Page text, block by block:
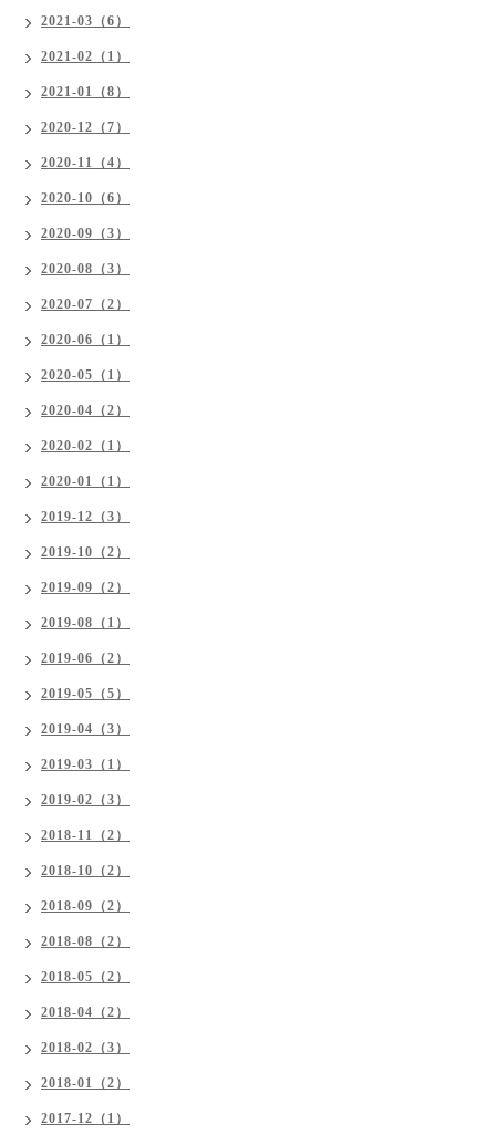
2021-03（6）
2021-02（1）
2021-01（8）
2020-12（7）
2020-11（4）
2020-10（6）
2020-09（3）
2020-08（3）
2020-07（2）
2020-06（1）
2020-05（1）
2020-04（2）
2020-02（1）
2020-01（1）
2019-12（3）
2019-10（2）
2019-09（2）
2019-08（1）
2019-06（2）
2019-05（5）
2019-04（3）
2019-03（1）
2019-02（3）
2018-11（2）
2018-10（2）
2018-09（2）
2018-08（2）
2018-05（2）
2018-04（2）
2018-02（3）
2018-01（2）
2017-12（1）